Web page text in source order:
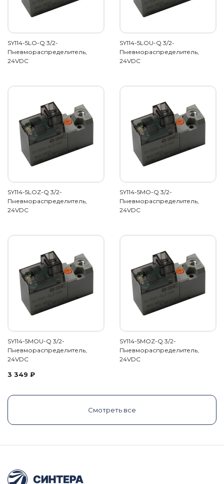
SY114-5LO-Q 3/2-
Пневмораспределитель,
24VDC
SY114-5LOU-Q 3/2-
Пневмораспределитель,
24VDC
SY114-5LOZ-Q 3/2-
Пневмораспределитель,
24VDC
SY114-5MO-Q 3/2-
Пневмораспределитель,
24VDC
SY114-5MOU-Q 3/2-
Пневмораспределитель,
24VDC
3 349 ₽
SY114-5MOZ-Q 3/2-
Пневмораспределитель,
24VDC
Смотреть все